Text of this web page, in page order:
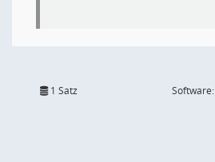
1 Satz Software: